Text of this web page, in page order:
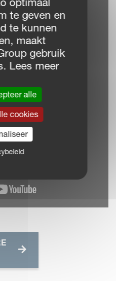
te geven en
te kunnen
maakt
gebruik
Lees meer
alle
cookies